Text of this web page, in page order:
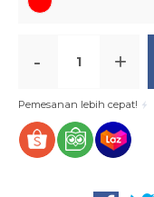
- +
Pemesanan lebih cepat!